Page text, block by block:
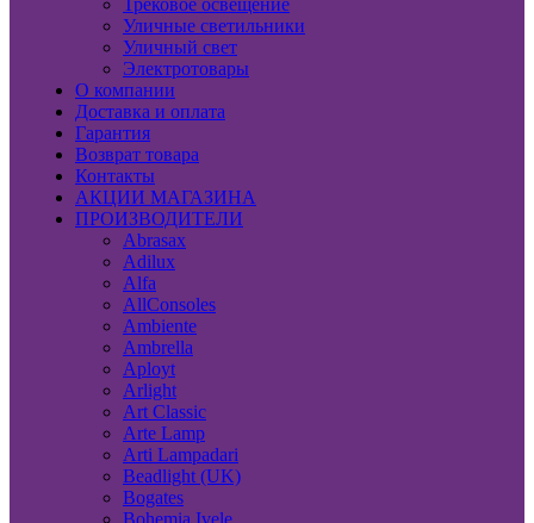
Трековое освещение
Уличные светильники
Уличный свет
Электротовары
О компании
Доставка и оплата
Гарантия
Возврат товара
Контакты
АКЦИИ МАГАЗИНА
ПРОИЗВОДИТЕЛИ
Abrasax
Adilux
Alfa
AllConsoles
Ambiente
Ambrella
Aployt
Arlight
Art Classic
Arte Lamp
Arti Lampadari
Beadlight (UK)
Bogates
Bohemia Ivele